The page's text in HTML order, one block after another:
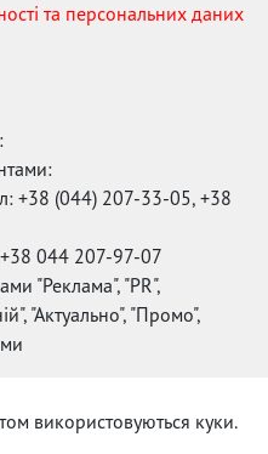
та персональних даних
+38 (044) 207-33-05, +38
+38 044 207-97-07
"Реклама", "PR",
"Актуально", "Промо",
використовуються куки.